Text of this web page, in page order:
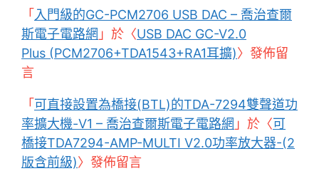
「 入門級的GC-PCM2706 USB DAC – 喬治查爾
斯電子電路網 」於〈USB DAC GC-V2.0
Plus (PCM2706+TDA1543+RA1耳擴)〉發佈留
言
「 可直接設置為橋接(BTL)的TDA-7294雙聲道功
率擴大機-V1 – 喬治查爾斯電子電路網 」於〈可
橋接TDA7294-AMP-MULTI V2.0功率放大器-(2
版含前級)〉發佈留言